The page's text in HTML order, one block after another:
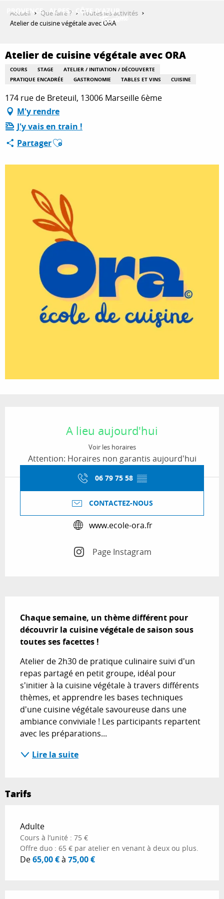
QUE FAIRE ?
SÉJOURNER
ESPACE PRO
Accueil Que faire ?
Toutes les activités
Atelier de cuisine végétale avec ORA
Atelier de cuisine végétale avec ORA
COURS STAGE
ATELIER / INITIATION / DÉCOUVERTE
PRATIQUE ENCADRÉE
GASTRONOMIE TABLES ET VINS CUISINE
174 rue de Breteuil, 13006 Marseille 6ème
M'y rendre
J'y vais en train !
PartagerAjouter aux favoris
A lieu aujourd'hui
Voir les horaires
Attention: Horaires non garantis aujourd'hui
06 79 75 58 ▒▒
CONTACTEZ-NOUS
www.ecole-ora.fr
Page Instagram
Chaque semaine, un thème différent pour
découvrir la cuisine végétale de saison sous
toutes ses facettes !
Atelier de 2h30 de pratique culinaire suivi d'un
repas partagé en petit groupe, idéal pour
s'initier à la cuisine végétale à travers différents
thèmes, et apprendre les bases techniques
d'une cuisine végétale savoureuse dans une
ambiance conviviale ! Les participants repartent
avec les préparations...
Lire la suite
Tarifs
Tarifs 2026
Adulte
Cours à l’unité : 75 €
Offre duo : 65 € par atelier en venant à deux ou plus.
De65,00 €à 75,00 €